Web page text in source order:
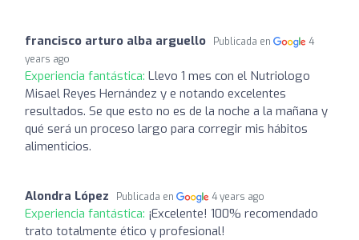
francisco arturo alba arguello Publicada en
4
years ago
Experiencia fantástica: Llevo 1 mes con el Nutriologo
Misael Reyes Hernández y e notando excelentes
resultados. Se que esto no es de la noche a la mañana y
qué será un proceso largo para corregir mis hábitos
alimenticios.
Alondra López Publicada en 4 years ago
Experiencia fantástica: ¡Excelente! 100% recomendado
trato totalmente ético y profesional!